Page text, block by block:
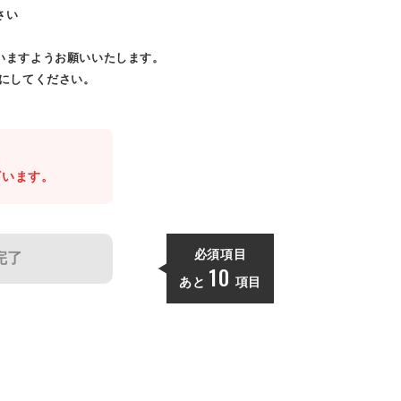
い
すようお願いいたします。
してください。
ます。
了 必須項目
あと 10 項目